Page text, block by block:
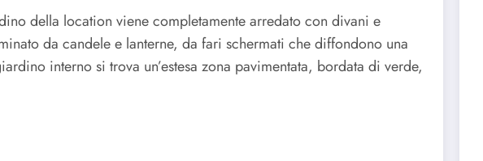
della location viene completamente arredato con divani e
da candele e lanterne, da fari schermati che diffondono una
interno si trova un’estesa zona pavimentata, bordata di verde,